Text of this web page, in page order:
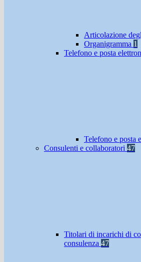
Articolazione
Organigramma 1
Telefono e posta
Telefono e posta
Consulenti e collaboratori 47
Titolari di incarichi di
consulenza 47